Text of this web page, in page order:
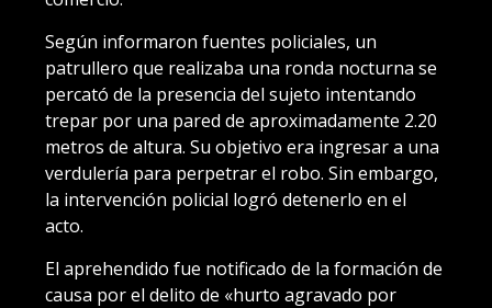
Según informaron fuentes policiales, un
patrullero que realizaba una ronda nocturna se
percató de la presencia del sujeto intentando
trepar por una pared de aproximadamente 2.20
metros de altura. Su objetivo era ingresar a una
verdulería para perpetrar el robo. Sin embargo,
la intervención policial logró detenerlo en el
acto.
El aprehendido fue notificado de la formación de
causa por el delito de «hurto agravado por